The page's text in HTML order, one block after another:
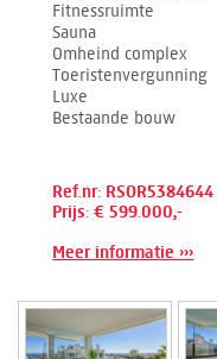
Fitnessruimte
Sauna
Omheind complex
Toeristenvergunning
Luxe
Bestaande bouw
Ref.nr: RSOR5384644
Prijs: € 599.000,-
Meer informatie ›››